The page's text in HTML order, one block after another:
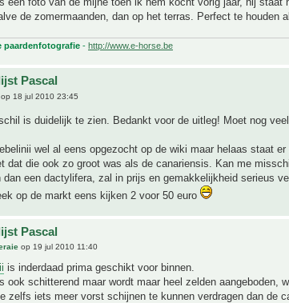
de zomermaanden, dan op het terras. Perfect te houden
paardenfotografie - http://www.e-horse.be
Pascal
op 18 jul 2010 23:45
is duidelijk te zien. Bedankt voor de uitleg! Moet nog
wel al eens opgezocht op de wiki maar helaas staat
dat die ook zo groot was als de canariensis. Kan me
dan een dactylifera, zal in prijs en gemakkelijkheid serieus
op de markt eens kijken 2 voor 50 euro
Pascal
op 19 jul 2010 11:40
is inderdaad prima geschikt voor binnen.
ook schitterend maar wordt maar heel zelden aangeboden,
zelfs iets meer vorst schijnen te kunnen verdragen dan de